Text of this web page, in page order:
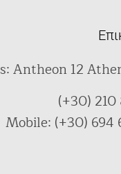
Antheon 12
(+30) 210
Mobile: (+30) 694